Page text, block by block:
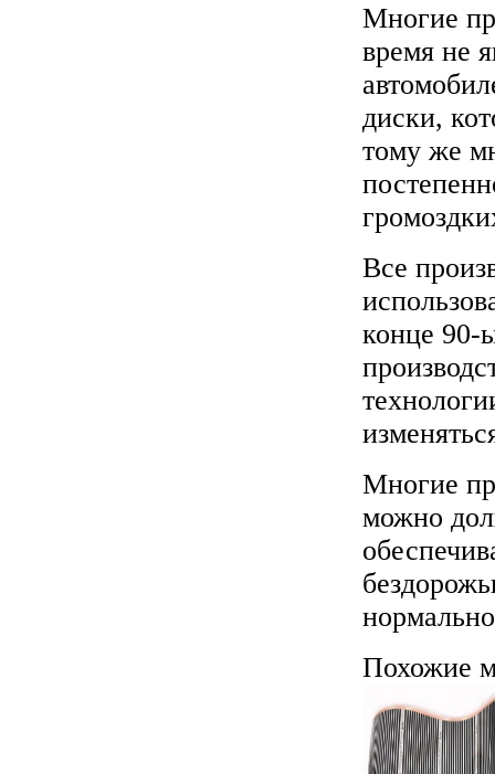
Многие
время не
диски,
тому же
Все
конце 90-
Многие
можно
Похожие